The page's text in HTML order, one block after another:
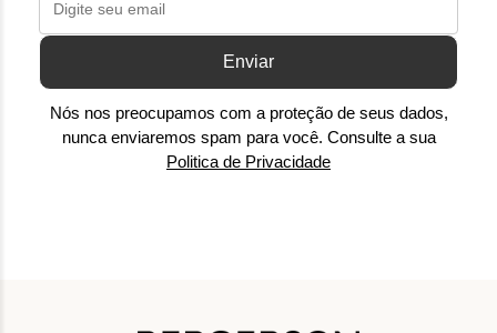
Enviar
Nós nos preocupamos com a proteção de seus dados,
nunca enviaremos spam para você. Consulte a sua
Politica de Privacidade